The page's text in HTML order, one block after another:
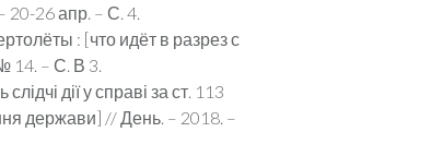
26 апр. – С. 4.
: [что идёт в разрез с
14. – С. В 3.
дії у справі за ст. 113
держави] // День. – 2018. –